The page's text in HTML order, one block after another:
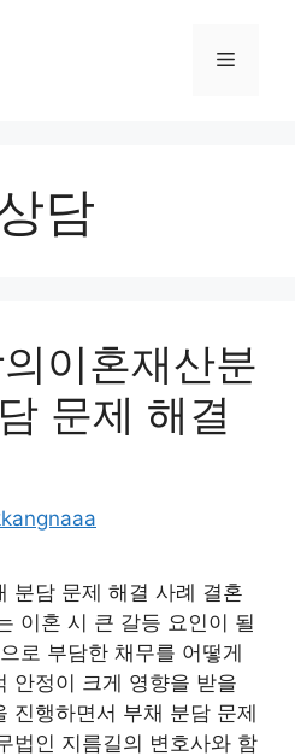
메
담
이혼재산분
문제 해결
분담 문제 해결 사례 결혼
이혼 시 큰 갈등 요인이 될
로 부담한 채무를 어떻게
안정이 크게 영향을 받을
진행하면서 부채 분담 문제
법인 지름길의 변호사와 함